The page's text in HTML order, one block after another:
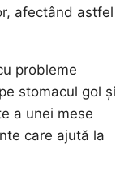
afectând astfel
probleme
stomacul gol și
a unei mese
care ajută la